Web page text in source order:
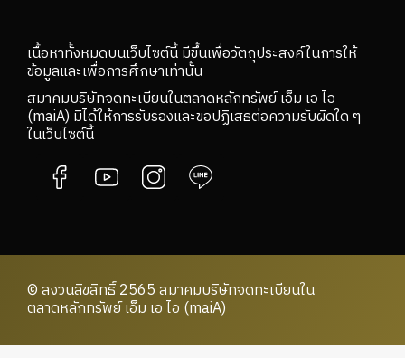
เนื้อหาทั้งหมดบนเว็บไซต์นี้ มีขึ้นเพื่อวัตถุประสงค์ในการให้
ข้อมูลและเพื่อการศึกษาเท่านั้น
สมาคมบริษัทจดทะเบียนในตลาดหลักทรัพย์ เอ็ม เอ ไอ
(maiA) มิได้ให้การรับรองและขอปฏิเสธต่อความรับผิดใด ๆ
ในเว็บไซต์นี้
© สงวนลิขสิทธิ์ 2565 สมาคมบริษัทจดทะเบียนใน
ตลาดหลักทรัพย์ เอ็ม เอ ไอ (maiA)